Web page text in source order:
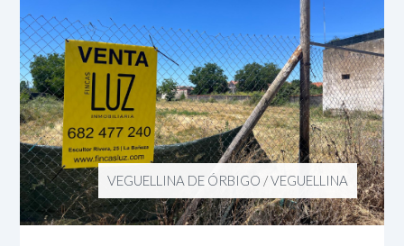
VEGUELLINA DE ÓRBIGO /VEGUELLINA